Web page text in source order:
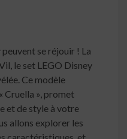
se réjouir ! La
le set LEGO Disney
Ce modèle
Cruella », promet
et de style à votre
allons explorer les